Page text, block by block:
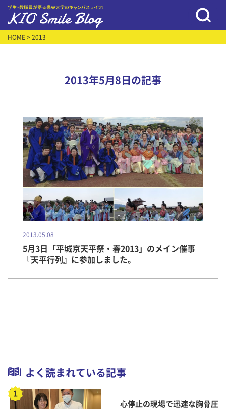
HOME > 2013
2013年5月8日の記事
2013.05.08
5月3日「平城京天平祭・春2013」のメイン催事
『天平行列』に参加しました。
よく読まれている記事
心停止の現場で迅速な胸骨圧